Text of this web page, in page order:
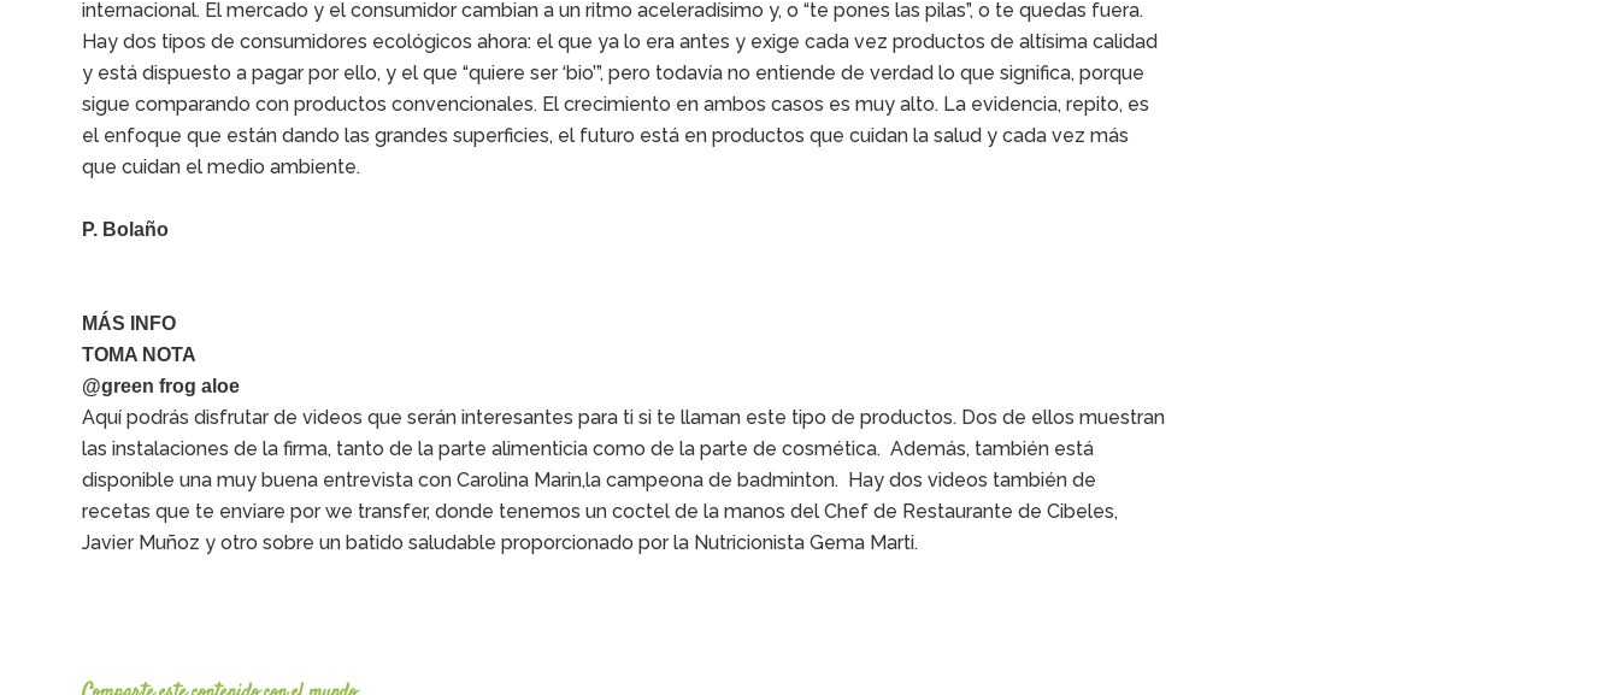
internacional. El mercado y el consumidor cambian a un ritmo aceleradísimo y, o “te pones las pilas”, o te quedas fuera.
Hay dos tipos de consumidores ecológicos ahora: el que ya lo era antes y exige cada vez productos de altísima calidad
y está dispuesto a pagar por ello, y el que “quiere ser ‘bio’”, pero todavía no entiende de verdad lo que significa, porque
sigue comparando con productos convencionales. El crecimiento en ambos casos es muy alto. La evidencia, repito, es
el enfoque que están dando las grandes superficies, el futuro está en productos que cuidan la salud y cada vez más
que cuidan el medio ambiente.
P. Bolaño
MÁS INFO
TOMA NOTA
@green frog aloe
Aquí podrás disfrutar de videos que serán interesantes para ti si te llaman este tipo de productos. Dos de ellos muestran
las instalaciones de la firma, tanto de la parte alimenticia como de la parte de cosmética. Además, también está
disponible una muy buena entrevista con Carolina Marin,la campeona de badminton. Hay dos videos también de
recetas que te enviare por we transfer, donde tenemos un coctel de la manos del Chef de Restaurante de Cibeles,
Javier Muñoz y otro sobre un batido saludable proporcionado por la Nutricionista Gema Marti.